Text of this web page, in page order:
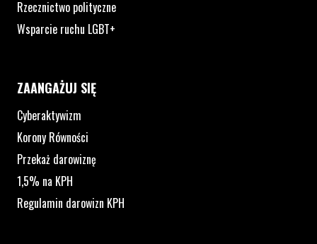
Rzecznictwo polityczne
Wsparcie ruchu LGBT+
ZAANGAŻUJ SIĘ
Cyberaktywizm
Korony Równości
Przekaż darowiznę
1,5% na KPH
Regulamin darowizn KPH